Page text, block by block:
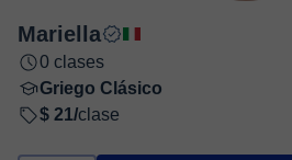
Mariella
0 clases
Griego Clásico
$ 21/clase